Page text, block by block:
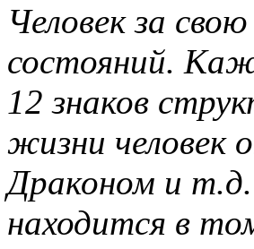
Человек за
состояний.
12 знаков
жизни человек
Драконом и
находится в